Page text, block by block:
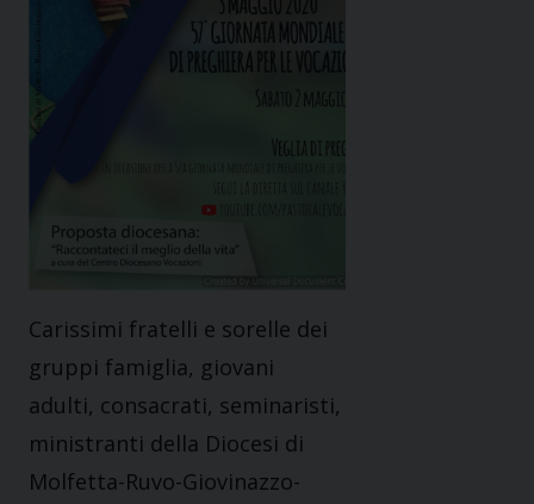
Carissimi fratelli e sorelle dei
gruppi famiglia, giovani
adulti, consacrati, seminaristi,
ministranti della Diocesi di
Molfetta-Ruvo-Giovinazzo-